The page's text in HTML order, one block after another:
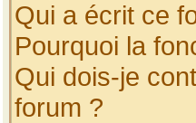
Qui a écrit ce
Pourquoi la
Qui dois-je
forum ?